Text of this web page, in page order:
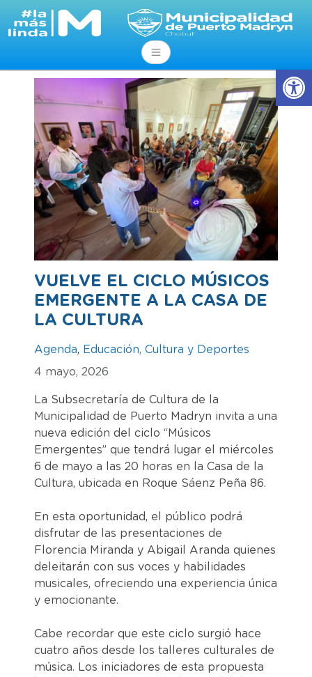
Abrir
VUELVE EL CICLO MÚSICOS
EMERGENTE A LA CASA DE
LA CULTURA
Agenda, Educación, Cultura y Deportes
4 mayo, 2026
La Subsecretaría de Cultura de la
Municipalidad de Puerto Madryn invita a una
nueva edición del ciclo “Músicos
Emergentes” que tendrá lugar el miércoles
6 de mayo a las 20 horas en la Casa de la
Cultura, ubicada en Roque Sáenz Peña 86.
En esta oportunidad, el público podrá
disfrutar de las presentaciones de
Florencia Miranda y Abigail Aranda quienes
deleitarán con sus voces y habilidades
musicales, ofreciendo una experiencia única
y emocionante.
Cabe recordar que este ciclo surgió hace
cuatro años desde los talleres culturales de
música. Los iniciadores de esta propuesta